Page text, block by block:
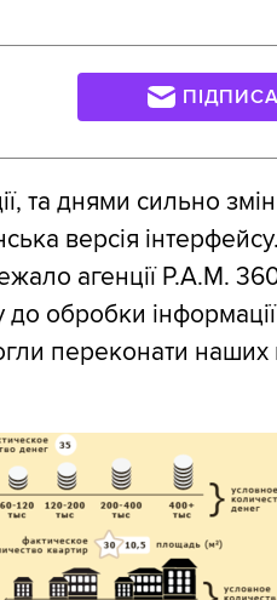
та днями сильно
версія
агенції Р.А.М.
обробки інформації
переконати наших